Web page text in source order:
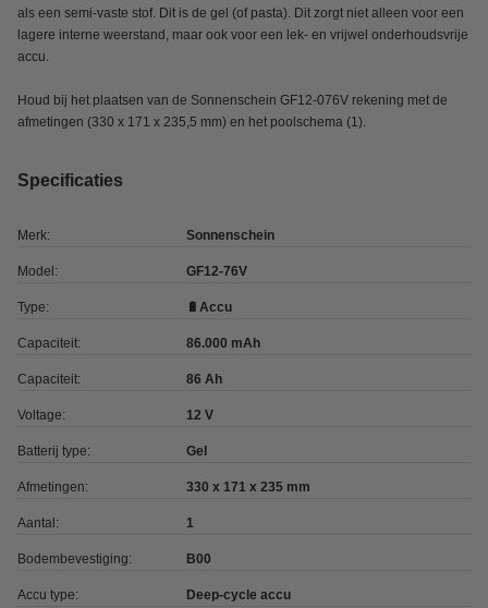
als een semi-vaste stof. Dit is de gel (of pasta). Dit zorgt niet alleen voor een
lagere interne weerstand, maar ook voor een lek- en vrijwel onderhoudsvrije
accu.
Houd bij het plaatsen van de Sonnenschein GF12-076V rekening met de
afmetingen (330 x 171 x 235,5 mm) en het poolschema (1).
Specificaties
Merk: Sonnenschein
Model: GF12-76V
Type: 🔋Accu
Capaciteit: 86.000 mAh
Capaciteit: 86 Ah
Voltage: 12 V
Batterij type: Gel
Afmetingen: 330 x 171 x 235 mm
Aantal: 1
Bodembevestiging: B00
Accu type: Deep-cycle accu